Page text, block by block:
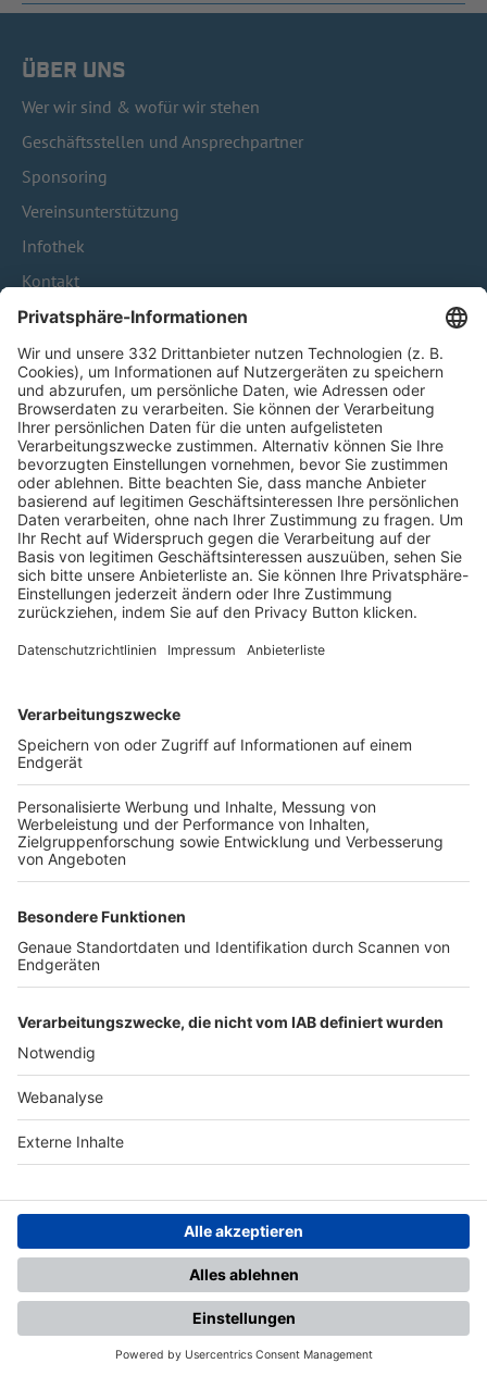
ÜBER UNS
Wer wir sind & wofür wir stehen
Geschäftsstellen und Ansprechpartner
Sponsoring
Vereinsunterstützung
Infothek
Kontakt
HÄUFIG BESUCHTE SEITEN
Pässe und Vereinswechsel
Trainerausbildung
Schulungsangebot Vereinsmitarbeiter
BFV-Geschäftsstellen
Trainerbörse
Login SpielPlus
FOLGE DEM BFV
TOP-VEREINE
TOP-PARTNER
Nutzungsbedingungen Datenschutz Impressum